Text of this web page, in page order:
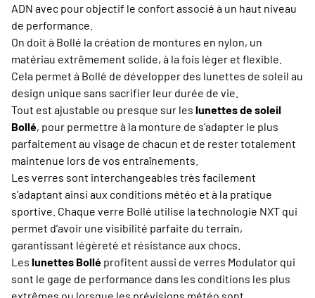
ADN avec pour objectif le confort associé à un haut niveau
de performance.
On doit à Bollé la création de montures en nylon, un
matériau extrêmement solide, à la fois léger et flexible.
Cela permet à Bollé de développer des lunettes de soleil au
design unique sans sacrifier leur durée de vie.
Tout est ajustable ou presque sur les lunettes de soleil
Bollé, pour permettre à la monture de s'adapter le plus
parfaitement au visage de chacun et de rester totalement
maintenue lors de vos entraînements.
Les verres sont interchangeables très facilement
s'adaptant ainsi aux conditions météo et à la pratique
sportive. Chaque verre Bollé utilise la technologie NXT qui
permet d'avoir une visibilité parfaite du terrain,
garantissant légèreté et résistance aux chocs.
Les lunettes Bollé profitent aussi de verres Modulator qui
sont le gage de performance dans les conditions les plus
extrêmes ou lorsque les prévisions météo sont